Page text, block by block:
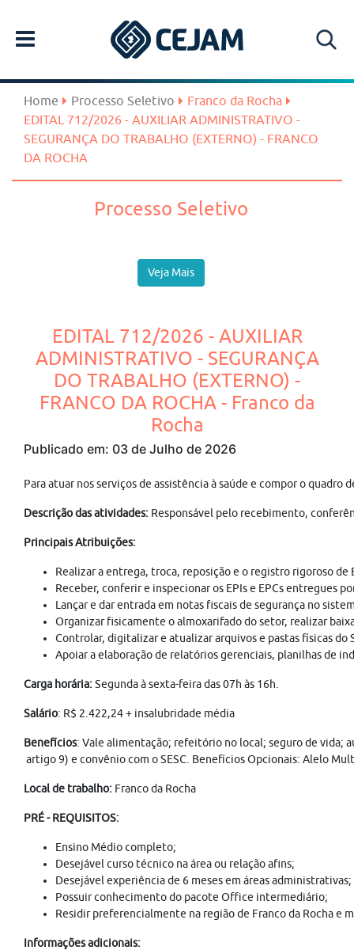
Home Processo Seletivo
Franco da Rocha
EDITAL 712/2026 - AUXILIAR ADMINISTRATIVO -
SEGURANÇA DO TRABALHO (EXTERNO) - FRANCO
DA ROCHA
Processo Seletivo
Veja Mais
EDITAL 712/2026 - AUXILIAR
ADMINISTRATIVO - SEGURANÇA
DO TRABALHO (EXTERNO) -
FRANCO DA ROCHA - Franco da
Rocha
Publicado em: 03 de Julho de 2026
Para atuar nos serviços de assistência à saúde e compor o quadro
Descrição das atividades: Responsável pelo recebimento,
Principais Atribuições:
Realizar a entrega, troca, reposição e o registro rigoroso
Receber, conferir e inspecionar os EPIs e EPCs entregues
Lançar e dar entrada em notas fiscais de segurança no
Organizar fisicamente o almoxarifado do setor, realizar
Controlar, digitalizar e atualizar arquivos e pastas físicas do
Apoiar a elaboração de relatórios gerenciais, planilhas de
Carga horária:Segunda à sexta-feira das 07h às 16h.
Salário: R$ 2.422,24 + insalubridade média
Benefícios: Vale alimentação; refeitório no local; seguro de vida;
artigo 9) e convênio com o SESC. Benefícios Opcionais: Alelo
Local de trabalho: Franco da Rocha
PRÉ - REQUISITOS:
Ensino Médio completo;
Desejável curso técnico na área ou relação afins;
Desejável experiência de 6 meses em áreas administrativas;
Possuir conhecimento do pacote Office intermediário;
Residir preferencialmente na região de Franco da Rocha e
Informações adicionais: